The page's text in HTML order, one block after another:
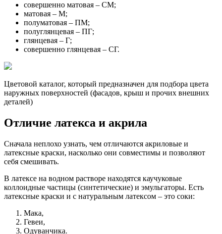
совершенно матовая – СМ;
матовая – М;
полуматовая – ПМ;
полуглянцевая – ПГ;
глянцевая – Г;
совершенно глянцевая – СГ.
Цветовой каталог, который предназначен для подбора цвета
наружных поверхностей (фасадов, крыш и прочих внешних
деталей)
Отличие латекса и акрила
Сначала неплохо узнать, чем отличаются акриловые и
латексные краски, насколько они совместимы и позволяют
себя смешивать.
В латексе на водном растворе находятся каучуковые
коллоидные частицы (синтетические) и эмульгаторы. Есть
латексные краски и с натуральным латексом – это соки:
Мака,
Гевеи,
Одуванчика.